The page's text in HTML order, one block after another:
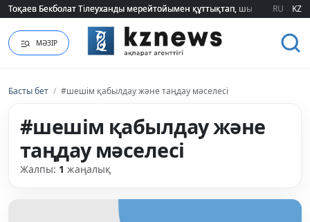
Тоқаев Бекболат Тілеуханды мерейтойымен құттықтап, шығармашылық
Тоқаев Бекболат Тілеуханды мерейтойымен құттықтап, шығармашылық
RU KZ
МӘЗІР
Басты бет / #шешім қабылдау және таңдау мәселесі
#шешім қабылдау және
таңдау мәселесі
Жалпы: 1 жаңалық